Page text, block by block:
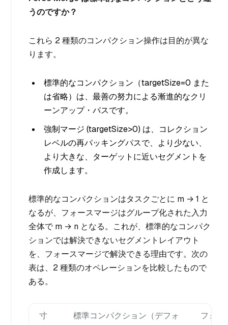
うのですか？
これら 2 種類のコンパクション操作は目的が異な
ります。
標準的なコンパクション（targetSize=0 また
は省略）は、最善の努力による漸進的なクリ
ーンアップ・パスです。
強制マージ (targetSize>0) は、コレクション
レベルの再パッキングパスで、より少ない、
より大きな、ターゲットに近いセグメントを
作成します。
標準的なコンパクションはタスクごとに m → 1 と
なるが、フォースマージはグループ化された入力
全体で m → n となる。これが、標準的なコンパク
ションでは解決できないセグメントレイアウト
を、フォースマージで解決できる理由です。次の
表は、2 種類のオペレーションを比較したもので
ある。
寸
標準コンパクション（デフォ
フォー